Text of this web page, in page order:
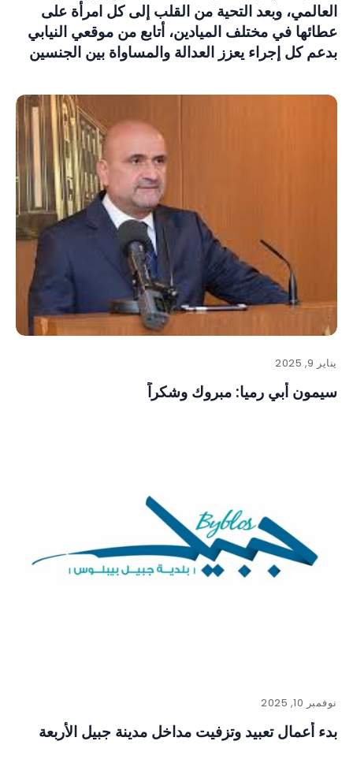
العالمي، وبعد التحية من القلب إلى كل امرأة على
عطائها في مختلف الميادين، أتابع من موقعي النيابي
بدعم كل إجراء يعزز العدالة والمساواة بين الجنسين
يناير 9, 2025
سيمون أبي رميا: مبروك وشكراً
نوفمبر 10, 2025
بدء أعمال تعبيد وتزفيت مداخل مدينة جبيل الأربعة